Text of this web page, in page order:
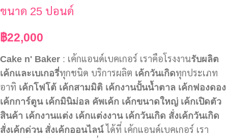
ขนาด 25 ปอนด์
฿22,000
Cake n' Baker : เค้กแอนด์เบคเกอร์ เราคือโรงงานรับผลิต
เค้กและเบเกอรี่ทุกชนิด บริการผลิต เค้กวันเกิดทุกประเภท
อาทิ เค้กโฟโต้ เค้กสามมิติ เค้กงานปั้นน้ำตาล เค้กฟองดอง
เค้กการ์ตูน เค้กมินิม่อล คัพเค้ก เค้กขนาดใหญ่ เค้กเปิดตัว
สินค้า เค้กงานแต่ง เค้กแต่งงาน เค้กวันเกิด สั่งเค้กวันเกิด
สั่งเค้กด่วน สั่งเค้กออนไลน์ได้ที่ เค้กแอนด์เบคเกอร์ เรา